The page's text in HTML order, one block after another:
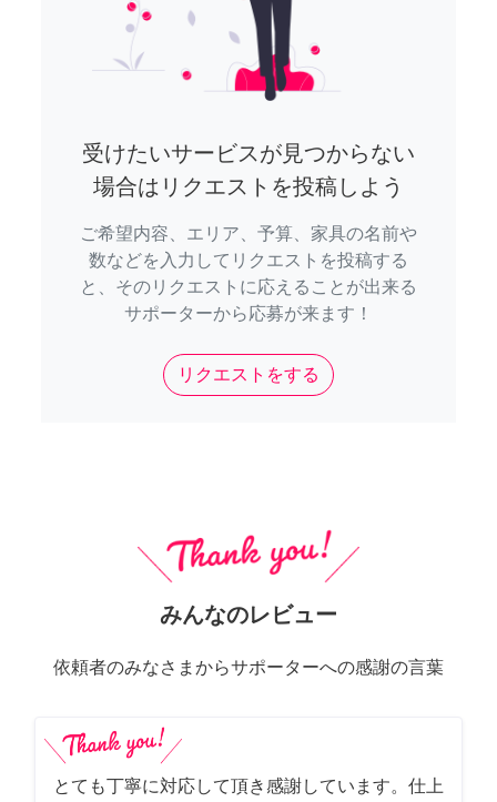
受けたいサービスが見つからない
場合はリクエストを投稿しよう
ご希望内容、エリア、予算、家具の名前や
数などを入力してリクエストを投稿する
と、そのリクエストに応えることが出来る
サポーターから応募が来ます！
リクエストをする
みんなのレビュー
依頼者のみなさまからサポーターへの感謝の言葉
とても丁寧に対応して頂き感謝しています。仕上